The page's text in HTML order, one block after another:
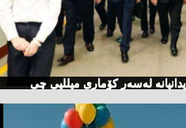
لەسەر كۆماری میللیی چی